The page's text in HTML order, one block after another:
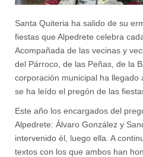
Santa Quiteria ha salido de su
fiestas que Alpedrete celebra
Acompañada de las vecinas y
del Párroco, de las Peñas, de la
corporación municipal ha llegado
se ha leído el pregón de las
Este año los encargados del
Alpedrete: Álvaro González y
intervenido él, luego ella. A
textos con los que ambos han